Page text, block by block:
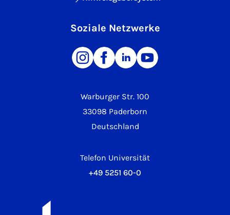
Warburger Str. 100
33098 Paderborn
Deutschland
Telefon Universität
+49 5251 60-0
Soziale Netzwerke